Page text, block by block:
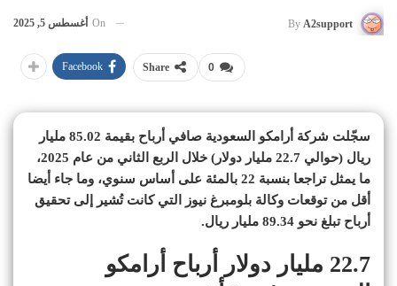
By A2support
On أغسطس 5, 2025
0
Share
Facebook
سجّلت شركة أرامكو السعودية صافي أرباح بقيمة 85.02 مليار
ريال (حوالي 22.7 مليار دولار) خلال الربع الثاني من عام 2025،
ما يمثل تراجعا بنسبة 22 بالمئة على أساس سنوي، وما جاء أيضا
أقل من توقعات وكالة بلومبرغ نيوز التي كانت تُشير إلى تحقيق
أرباح تبلغ نحو 89.34 مليار ريال.
22.7 مليار دولار أرباح أرامكو